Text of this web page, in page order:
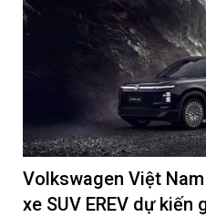
Volkswagen Việt Nam
xe SUV EREV dự